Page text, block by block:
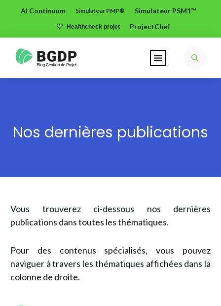
AI Continuum Simulateur PMP® Simulateur PSM1™
Healthcheck projet ProjectChef
Nos dernières publications
Vous trouverez ci-dessous nos dernières
publications dans toutes les thématiques.
Pour des contenus spécialisés, vous pouvez
naviguer à travers les thématiques affichées dans la
colonne de droite.